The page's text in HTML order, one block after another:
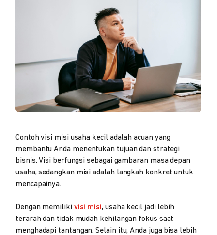
Contoh visi misi usaha kecil adalah acuan yang
membantu Anda menentukan tujuan dan strategi
bisnis. Visi berfungsi sebagai gambaran masa depan
usaha, sedangkan misi adalah langkah konkret untuk
mencapainya.
Dengan memiliki visi misi, usaha kecil jadi lebih
terarah dan tidak mudah kehilangan fokus saat
menghadapi tantangan. Selain itu, Anda juga bisa lebih